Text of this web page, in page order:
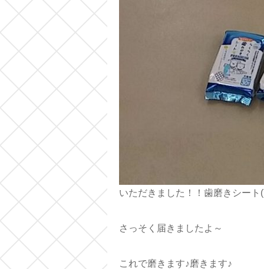
いただきました！！歯磨きシート
さっそく届きましたよ～
これで磨きます♪磨きます♪